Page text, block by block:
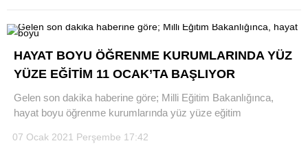
HAYAT BOYU ÖĞRENME KURUMLARINDA YÜZ
YÜZE EĞİTİM 11 OCAK’TA BAŞLIYOR
Gelen son dakika haberine göre; Milli Eğitim Bakanlığınca,
hayat boyu öğrenme kurumlarında yüz yüze eğitim
07 Ocak 2021 Perşembe 17:42